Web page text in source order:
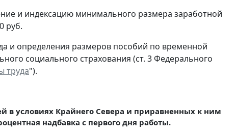
и индексацию минимального размера заработной
руб.
и определения размеров пособий по временной
социального страхования (ст. 3 Федерального
труда").
в условиях Крайнего Севера и приравненных к ним
надбавка с первого дня работы.